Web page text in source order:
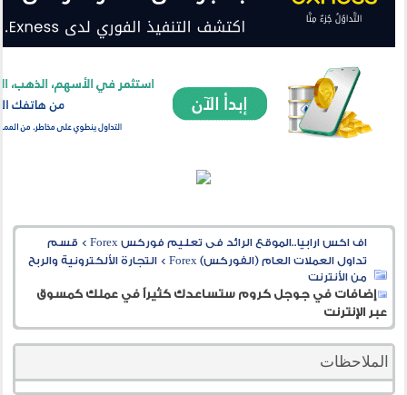
اف اكس ارابيا..الموقع الرائد فى تعليم فوركس Forex > قسم
تداول العملات العام (الفوركس) Forex
>التجارة الألكترونية والربح
من الأنترنت
إضافات في جوجل كروم ستساعدك كثيراً في عملك كمسوق
عبر الإنترنت
الملاحظات